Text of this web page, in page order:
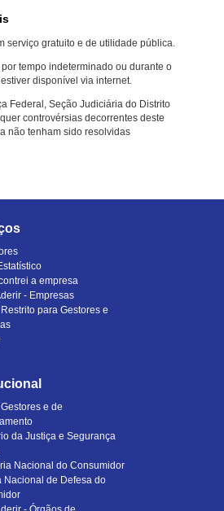
serviço gratuito e de utilidade pública.
tempo indeterminado ou durante o
disponível via internet.
Federal, Seção Judiciária do Distrito
controvérsias decorrentes deste
não tenham sido resolvidas
a empresa
- Empresas
para Gestores e
e de
da Justiça e Segurança
Nacional do Consumidor
Nacional de Defesa do